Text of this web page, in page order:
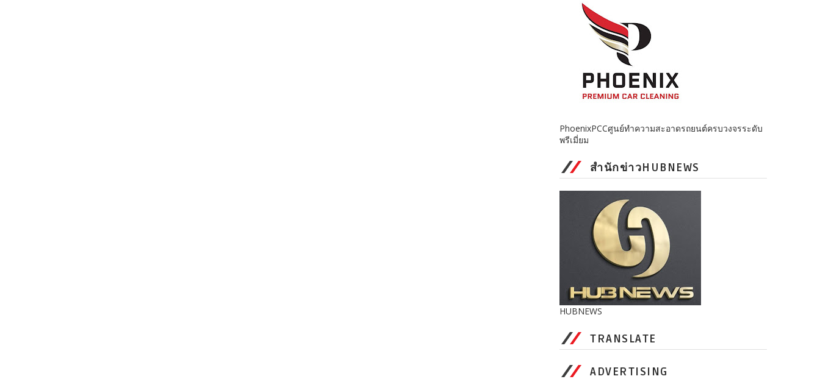
PhoenixPCCศูนย์ทำความสะอาดรถยนต์ครบวงจรระดับ
พรีเมี่ยม
สำนักข่าวHUBNEWS
HUBNEWS
TRANSLATE
ADVERTISING